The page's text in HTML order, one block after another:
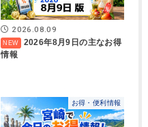
2026.08.09
2026年8月9日の主なお得
情報
お得・便利情報